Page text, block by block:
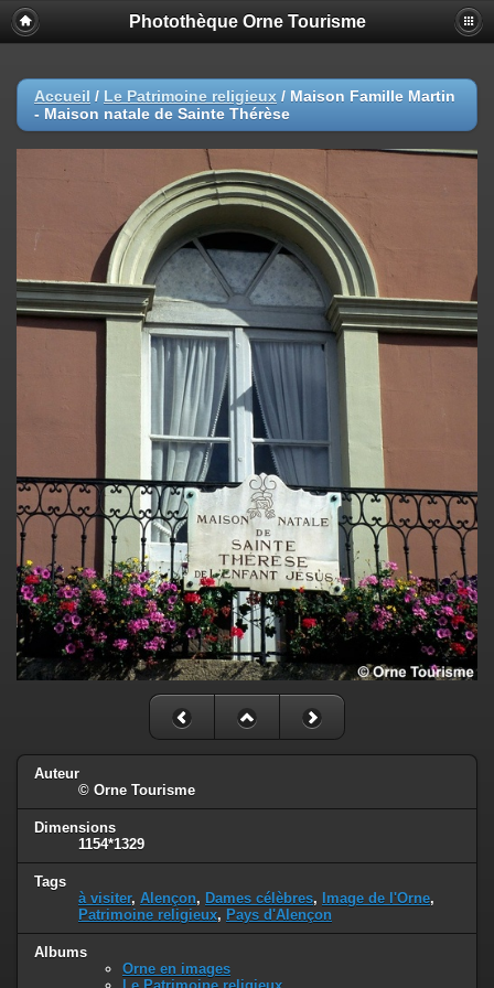
Photothèque Orne Tourisme
Accueil / Le Patrimoine religieux / Maison Famille Martin
- Maison natale de Sainte Thérèse
Auteur
© Orne Tourisme
Dimensions
1154*1329
Tags
à visiter, Alençon, Dames célèbres, Image de l'Orne,
Patrimoine religieux, Pays d'Alençon
Albums
Orne en images